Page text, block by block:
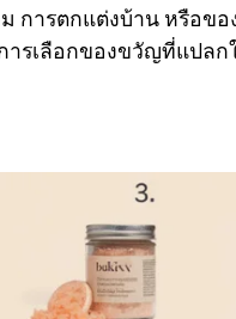
การตกแต่งบ้าน หรือข
ารเลือกของขวัญที่แปล